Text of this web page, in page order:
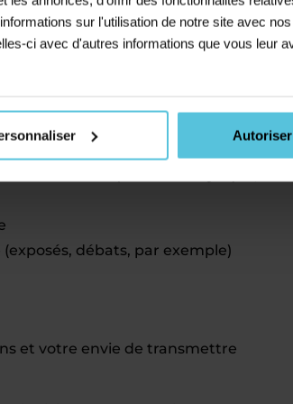
sur l'utilisation de notre site avec
ci avec d'autres informations que vous leur
pendant les vacances
concernées (lecture analytique,
débats, par exemple)
et votre envie de transmettre